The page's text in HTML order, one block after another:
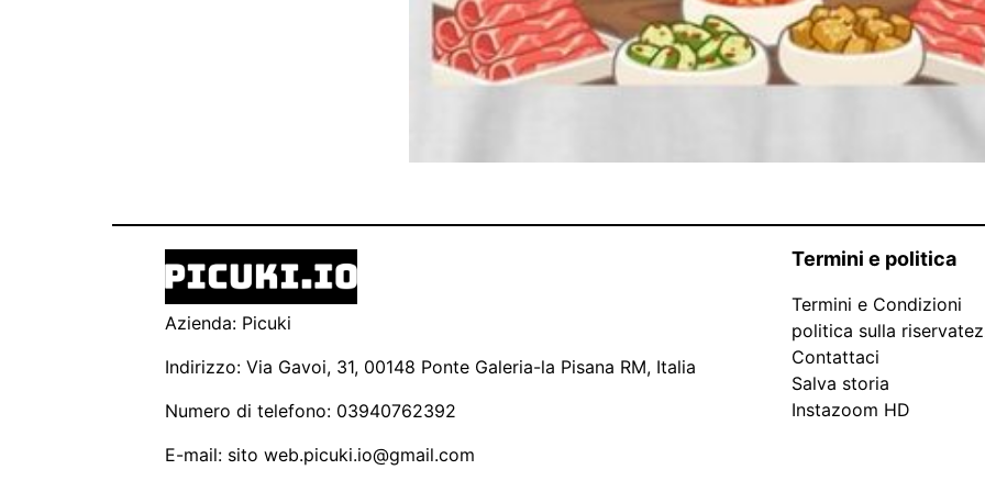
Azienda: Picuki
Indirizzo: Via Gavoi, 31, 00148 Ponte Galeria-la Pisana RM, Italia
Numero di telefono: 03940762392
E-mail: sito web.picuki.io@gmail.com
Termini e politica
Termini e Condizioni
politica sulla
Contattaci
Salva storia
Instazoom HD